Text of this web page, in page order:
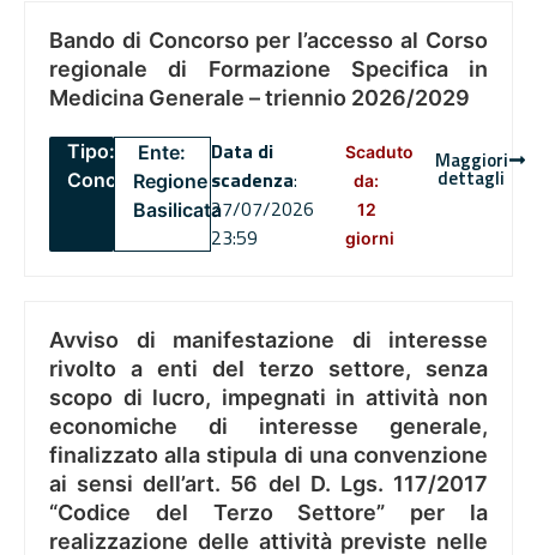
Bando di Concorso per l’accesso al Corso
regionale di Formazione Specifica in
Medicina Generale – triennio 2026/2029
Tipo:
Concorsi
Ente:
Regione
Basilicata
Data di
scadenza:
27/07/2026
23:59
Scaduto
da:
12
giorni
Maggiori
dettagli
Avviso di manifestazione di interesse
rivolto a enti del terzo settore, senza
scopo di lucro, impegnati in attività non
economiche di interesse generale,
finalizzato alla stipula di una convenzione
ai sensi dell’art. 56 del D. Lgs. 117/2017
“Codice del Terzo Settore” per la
realizzazione delle attività previste nelle